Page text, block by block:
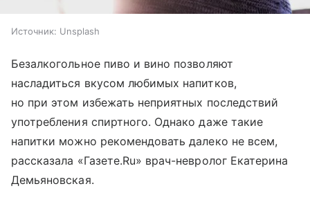
Источник: Unsplash
Безалкогольное пиво и вино позволяют
насладиться вкусом любимых напитков,
но при этом избежать неприятных последствий
употребления спиртного. Однако даже такие
напитки можно рекомендовать далеко не всем,
рассказала «Газете.Ru» врач-невролог Екатерина
Демьяновская.